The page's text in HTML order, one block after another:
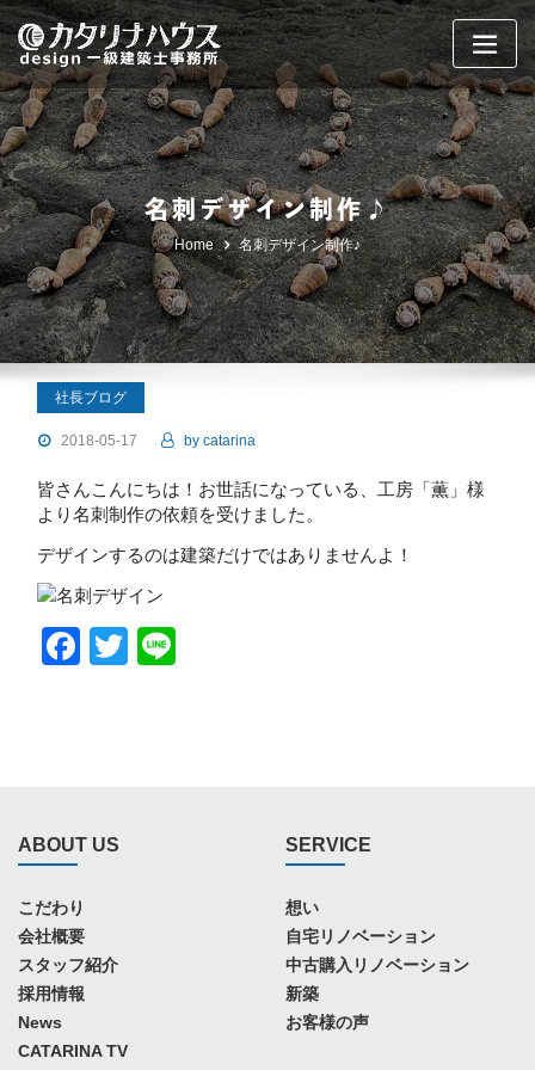
Skip
to
content
名刺デザイン制作♪
Home 名刺デザイン制作♪
社長ブログ
2018-05-17 by catarina
皆さんこんにちは！お世話になっている、工房「薫」様
より名刺制作の依頼を受けました。
デザインするのは建築だけではありませんよ！
Facebook
Twitter
ABOUT US
こだわり
会社概要
スタッフ紹介
採用情報
News
CATARINA TV
SERVICE
想い
自宅リノベーション
中古購入リノベーション
新築
お客様の声